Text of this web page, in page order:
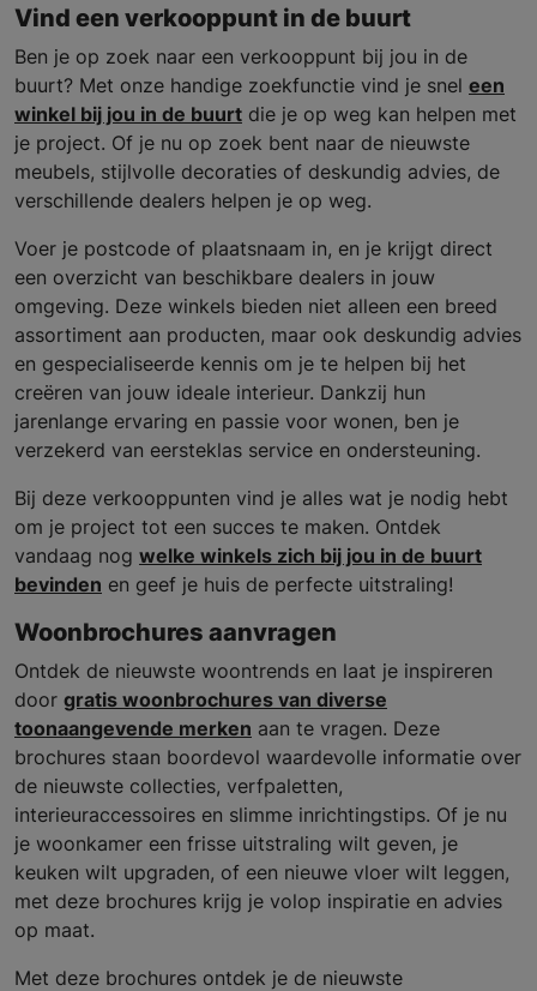
Vind een verkooppunt in de buurt
Ben je op zoek naar een verkooppunt bij jou in de
buurt? Met onze handige zoekfunctie vind je snel een
winkel bij jou in de buurt die je op weg kan helpen met
je project. Of je nu op zoek bent naar de nieuwste
meubels, stijlvolle decoraties of deskundig advies, de
verschillende dealers helpen je op weg.
Voer je postcode of plaatsnaam in, en je krijgt direct
een overzicht van beschikbare dealers in jouw
omgeving. Deze winkels bieden niet alleen een breed
assortiment aan producten, maar ook deskundig advies
en gespecialiseerde kennis om je te helpen bij het
creëren van jouw ideale interieur. Dankzij hun
jarenlange ervaring en passie voor wonen, ben je
verzekerd van eersteklas service en ondersteuning.
Bij deze verkooppunten vind je alles wat je nodig hebt
om je project tot een succes te maken. Ontdek
vandaag nog welke winkels zich bij jou in de buurt
bevinden en geef je huis de perfecte uitstraling!
Woonbrochures aanvragen
Ontdek de nieuwste woontrends en laat je inspireren
door gratis woonbrochures van diverse
toonaangevende merken aan te vragen. Deze
brochures staan boordevol waardevolle informatie over
de nieuwste collecties, verfpaletten,
interieuraccessoires en slimme inrichtingstips. Of je nu
je woonkamer een frisse uitstraling wilt geven, je
keuken wilt upgraden, of een nieuwe vloer wilt leggen,
met deze brochures krijg je volop inspiratie en advies
op maat.
Met deze brochures ontdek je de nieuwste